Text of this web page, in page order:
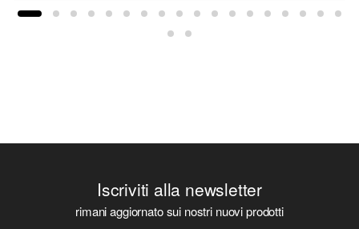
Iscriviti alla newsletter
rimani aggiornato sui nostri nuovi prodotti